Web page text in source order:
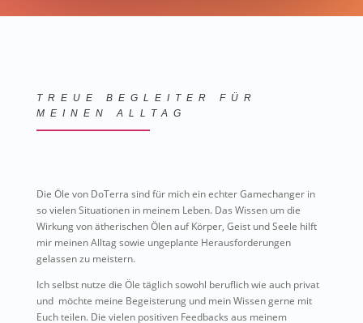
TREUE BEGLEITER FÜR
MEINEN ALLTAG
Die Öle von DoTerra sind für mich ein echter Gamechanger in
so vielen Situationen in meinem Leben. Das Wissen um die
Wirkung von ätherischen Ölen auf Körper, Geist und Seele hilft
mir meinen Alltag sowie ungeplante Herausforderungen
gelassen zu meistern.
Ich selbst nutze die Öle täglich sowohl beruflich wie auch privat
und möchte meine Begeisterung und mein Wissen gerne mit
Euch teilen. Die vielen positiven Feedbacks aus meinem